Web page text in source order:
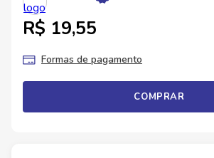
R$ 19,55
Formas de pagamento
COMPRAR